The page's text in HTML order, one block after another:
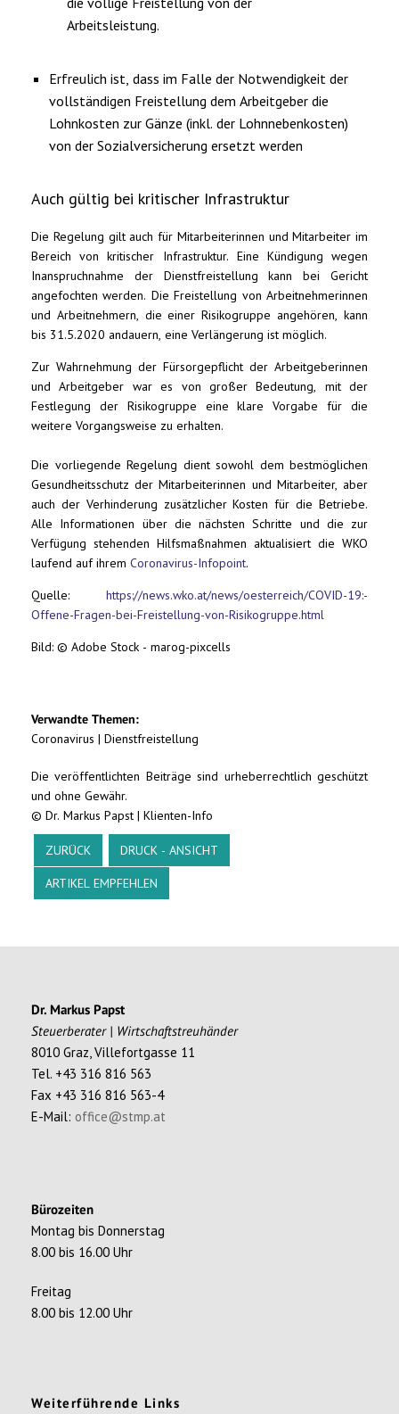
Arbeitsleistung.
Erfreulich ist, dass im Falle der Notwendigkeit der
vollständigen Freistellung dem Arbeitgeber die
Lohnkosten zur Gänze (inkl. der Lohnnebenkosten)
von der Sozialversicherung ersetzt werden
Auch gültig bei kritischer Infrastruktur
Die Regelung gilt auch für Mitarbeiterinnen und Mitarbeiter im
Bereich von kritischer Infrastruktur. Eine Kündigung wegen
Inanspruchnahme der Dienstfreistellung kann bei Gericht
angefochten werden. Die Freistellung von Arbeitnehmerinnen
und Arbeitnehmern, die einer Risikogruppe angehören, kann
bis 31.5.2020 andauern, eine Verlängerung ist möglich.
Zur Wahrnehmung der Fürsorgepflicht der Arbeitgeberinnen
und Arbeitgeber war es von großer Bedeutung, mit der
Festlegung der Risikogruppe eine klare Vorgabe für die
weitere Vorgangsweise zu erhalten.
Die vorliegende Regelung dient sowohl dem bestmöglichen
Gesundheitsschutz der Mitarbeiterinnen und Mitarbeiter, aber
auch der Verhinderung zusätzlicher Kosten für die Betriebe.
Alle Informationen über die nächsten Schritte und die zur
Verfügung stehenden Hilfsmaßnahmen aktualisiert die WKO
laufend auf ihrem Coronavirus-Infopoint.
Quelle: https://news.wko.at/news/oesterreich/COVID-19:-
Offene-Fragen-bei-Freistellung-von-Risikogruppe.html
Bild: © Adobe Stock - marog-pixcells
Verwandte Themen:
Coronavirus | Dienstfreistellung
Die veröffentlichten Beiträge sind urheberrechtlich geschützt
und ohne Gewähr.
© Dr. Markus Papst | Klienten-Info
ZURÜCK DRUCK - ANSICHT
ARTIKEL EMPFEHLEN
Dr. Markus Papst
Steuerberater | Wirtschaftstreuhänder
8010 Graz, Villefortgasse 11
Tel. +43 316 816 563
Fax +43 316 816 563-4
E-Mail: office@stmp.at
Bürozeiten
Montag bis Donnerstag
8.00 bis 16.00 Uhr
Freitag
8.00 bis 12.00 Uhr
Weiterführende Links